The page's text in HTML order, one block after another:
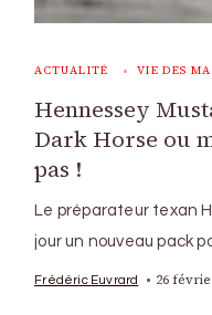
ACTUALITÉ VIE DES
Hennessey
Dark Horse ou
pas !
Le préparateur texan
jour un nouveau pack
Frédéric Euvrard 26